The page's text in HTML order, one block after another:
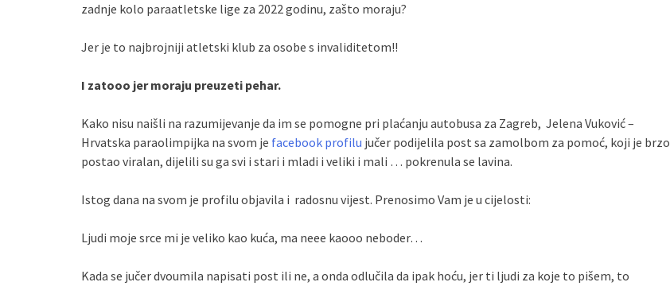
zadnje kolo paraatletske lige za 2022 godinu, zašto moraju?
Jer je to najbrojniji atletski klub za osobe s invaliditetom!!
I zatooo jer moraju preuzeti pehar.
Kako nisu naišli na razumijevanje da im se pomogne pri plaćanju autobusa za Zagreb, Jelena Vuković –
Hrvatska paraolimpijka na svom je facebook profilu jučer podijelila post sa zamolbom za pomoć, koji je brzo
postao viralan, dijelili su ga svi i stari i mladi i veliki i mali … pokrenula se lavina.
Istog dana na svom je profilu objavila i radosnu vijest. Prenosimo Vam je u cijelosti:
Ljudi moje srce mi je veliko kao kuća, ma neee kaooo neboder…
Kada se jučer dvoumila napisati post ili ne, a onda odlučila da ipak hoću, jer ti ljudi za koje to pišem, to